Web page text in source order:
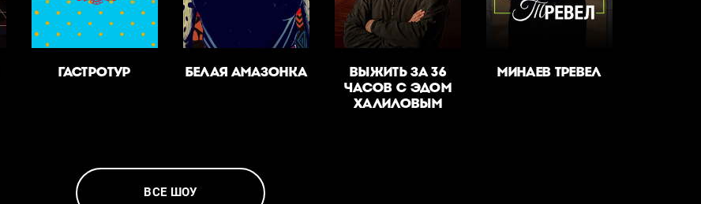
ГАСТРОТУР БЕЛАЯ АМАЗОНКА
ВЫЖИТЬ ЗА 36
ЧАСОВ С ЭДОМ
ХАЛИЛОВЫМ
МИНАЕВ ТРЕВЕЛ
ВСЕ ШОУ